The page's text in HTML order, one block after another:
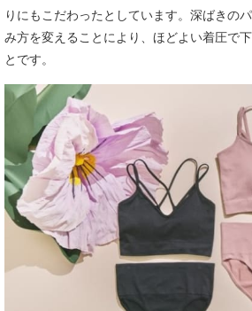
りにもこだわったとしています。深ばきの
み方を変えることにより、ほどよい着圧で
とです。